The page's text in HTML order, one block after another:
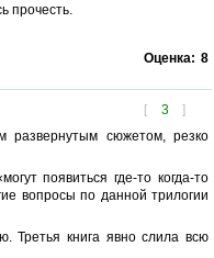
прочесть.
Оценка: 8
[ 3 ]
сюжетом, резко
появиться где-то когда-то
вопросы по данной трилогии
Третья книга явно слила всю